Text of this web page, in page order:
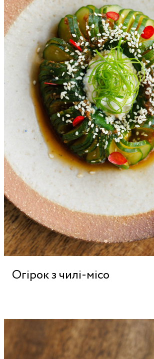
Огірок з чилі-місо